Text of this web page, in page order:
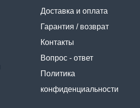
Доставка и оплата
Гарантия / возврат
Контакты
Вопрос - ответ
Политика
конфиденциальности